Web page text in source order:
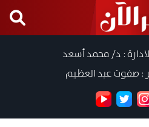
: د/ محمد أسعد
: صفوت عبد العظيم